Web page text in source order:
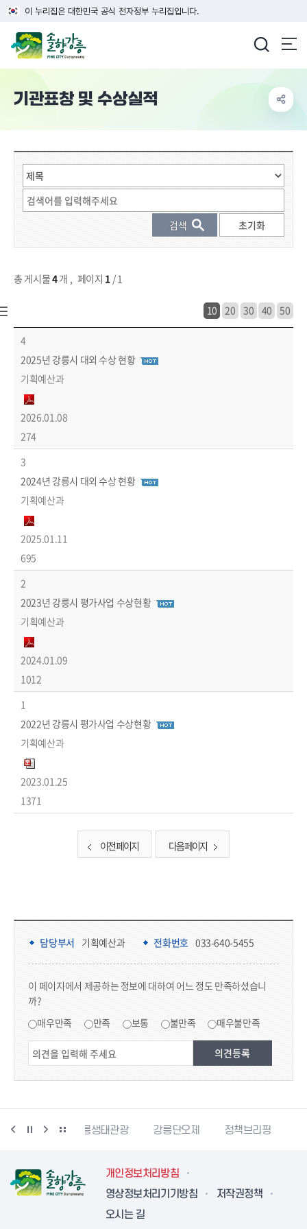
이 누리집은 대한민국 공식 전자정부 누리집입니다.
기관표창 및 수상실적
총 게시물4개 , 페이지 1 / 1
10 20 30 40 50
4
2025년 강릉시 대외 수상 현황
기획예산과
2026.01.08
274
3
2024년 강릉시 대외 수상 현황
기획예산과
2025.01.11
695
2
2023년 강릉시 평가사업 수상현황
기획예산과
2024.01.09
1012
1
2022년 강릉시 평가사업 수상현황
기획예산과
2023.01.25
1371
이전 페이지 다음 페이지
담당부서 정보 & 컨텐츠 만족도 조사
담당부서 기획예산과 전화번호 033-640-5455
이 페이지에서 제공하는 정보에 대하여 어느 정도 만족하셨습니
까?
매우만족 만족 보통 불만족 매우불만족
강릉생태관광 강릉단오제 정책브리핑 강원더몰
개인정보처리방침
영상정보처리기기방침
저작권정책
오시는 길